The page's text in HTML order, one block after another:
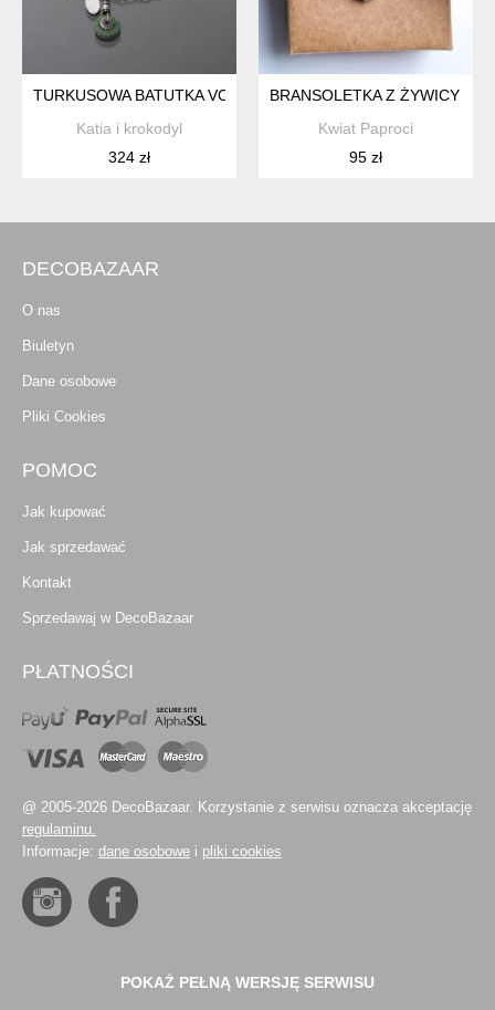
TURKUSOWA BATUTKA VOL. 2 BRANSOLETKA
Katia i krokodyl
324 zł
BRANSOLETKA Z ŻYWICY
Kwiat Paproci
95 zł
DECOBAZAAR
O nas
Biuletyn
Dane osobowe
Pliki Cookies
POMOC
Jak kupować
Jak sprzedawać
Kontakt
Sprzedawaj w DecoBazaar
PŁATNOŚCI
@ 2005-2026 DecoBazaar. Korzystanie z serwisu oznacza akceptację
regulaminu.
Informacje: dane osobowe i pliki cookies
POKAŻ PEŁNĄ WERSJĘ SERWISU